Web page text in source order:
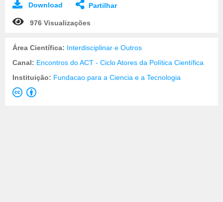
Download Partilhar
976 Visualizações
Área Científica: Interdisciplinar e Outros
Canal: Encontros do ACT - Ciclo Atores da Política Científica
Instituição: Fundacao para a Ciencia e a Tecnologia